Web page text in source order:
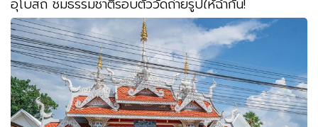
อุโบสถ ชมธรรมชาติรอบตัววัดถ่ายรูปให้ฉ่ำกัน!